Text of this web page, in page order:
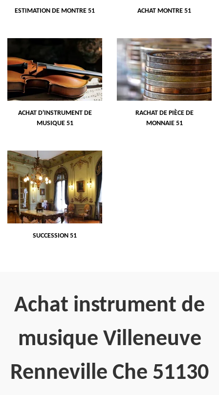
ESTIMATION DE MONTRE 51 ACHAT MONTRE 51
ACHAT D'INSTRUMENT DE
MUSIQUE 51
RACHAT DE PIÈCE DE
MONNAIE 51
SUCCESSION 51
Achat instrument de
musique Villeneuve
Renneville Che 51130